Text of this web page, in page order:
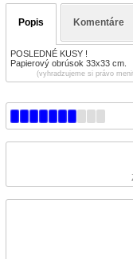
Popis Komentáre
POSLEDNÉ KUSY !
Papierový obrúsok 33x33 cm.
(vyhradzujeme si právo